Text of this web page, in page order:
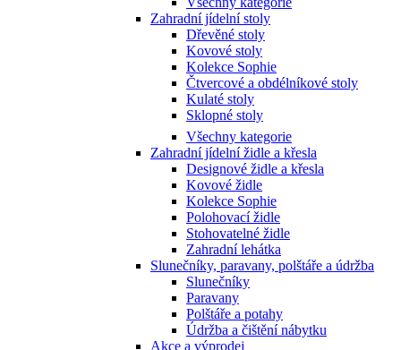
Zahradní jídelní stoly
Dřevěné stoly
Kovové stoly
Kolekce Sophie
Čtvercové a obdélníkové stoly
Kulaté stoly
Sklopné stoly
Všechny kategorie
Zahradní jídelní židle a křesla
Designové židle a křesla
Kovové židle
Kolekce Sophie
Polohovací židle
Stohovatelné židle
Zahradní lehátka
Slunečníky, paravany, polštáře a údržba
Slunečníky
Paravany
Polštáře a potahy
Údržba a čištění nábytku
Akce a výprodej